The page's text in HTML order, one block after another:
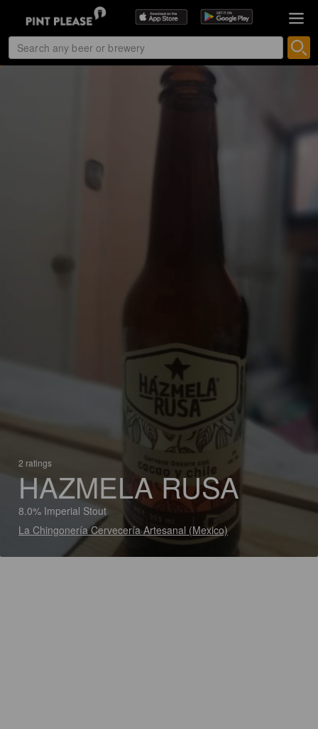
2 ratings
HAZMELA RUSA
8.0% Imperial Stout
La Chingonería Cervecería Artesanal (Mexico)